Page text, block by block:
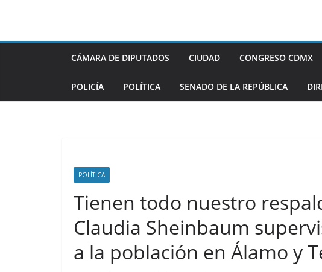
contenido
CÁMARA DE DIPUTADOS CIUDAD CONGRESO CDMX
POLICÍA POLÍTICA SENADO DE LA REPÚBLICA
POLÍTICA
Tienen todo nuestro
Claudia Sheinbaum
a la población en Álamo y